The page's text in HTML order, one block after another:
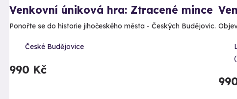
Venkovní úniková hra: Ztracené mince
Ponořte se do historie jihočeského města - Českých Budějovic.
České Budějovice
990 Kč